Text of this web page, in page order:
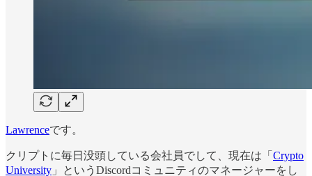
Lawrenceです。
クリプトに毎日没頭している会社員でして、現在は「 Crypto
University 」というDiscordコミュニティのマネージャーをし